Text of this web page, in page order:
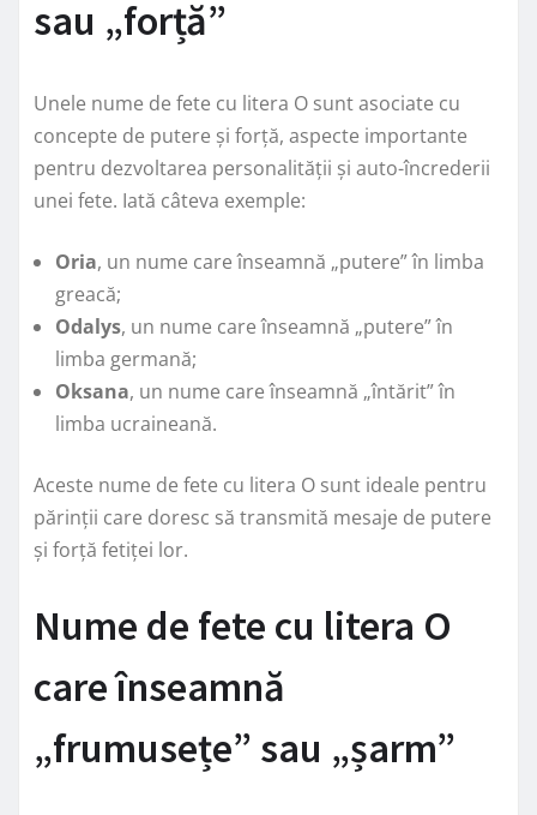
sau „forță”
Unele nume de fete cu litera O sunt asociate cu
concepte de putere și forță, aspecte importante
pentru dezvoltarea personalității și auto-încrederii
unei fete. Iată câteva exemple:
Oria, un nume care înseamnă „putere” în limba
greacă;
Odalys, un nume care înseamnă „putere” în
limba germană;
Oksana, un nume care înseamnă „întărit” în
limba ucraineană.
Aceste nume de fete cu litera O sunt ideale pentru
părinții care doresc să transmită mesaje de putere
și forță fetiței lor.
Nume de fete cu litera O
care înseamnă
„frumusețe” sau „șarm”